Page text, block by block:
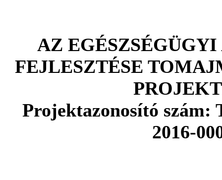
AZ
FEJLESZTÉSE
Projektazonosító szám:
2016-